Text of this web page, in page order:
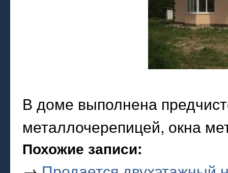
В доме выполнена
металлочерепицей, окна
Похожие записи: